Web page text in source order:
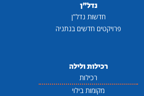
נדל"ן
חדשות נדל"ן
פרויקטים חדשים בנתניה
רכילות ולילה
רכילות
מקומות בילוי